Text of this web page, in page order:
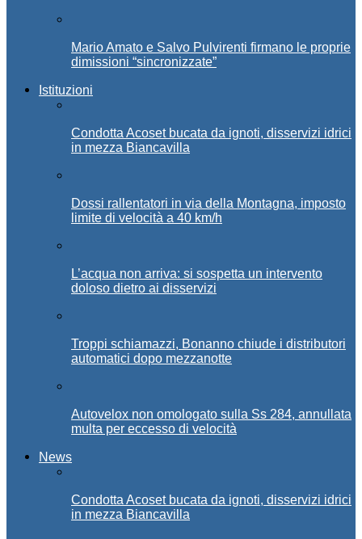
Mario Amato e Salvo Pulvirenti firmano le proprie
dimissioni “sincronizzate”
Istituzioni
Condotta Acoset bucata da ignoti, disservizi idrici
in mezza Biancavilla
Dossi rallentatori in via della Montagna, imposto
limite di velocità a 40 km/h
L’acqua non arriva: si sospetta un intervento
doloso dietro ai disservizi
Troppi schiamazzi, Bonanno chiude i distributori
automatici dopo mezzanotte
Autovelox non omologato sulla Ss 284, annullata
multa per eccesso di velocità
News
Condotta Acoset bucata da ignoti, disservizi idrici
in mezza Biancavilla